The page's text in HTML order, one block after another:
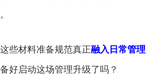
些材料准备规范真正融入日常管理
好启动这场管理升级了吗？